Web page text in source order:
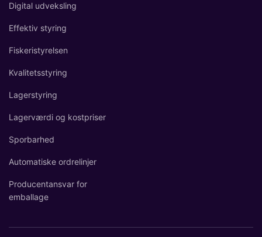
Digital udveksling
Effektiv styring
Fiskeristyrelsen
Kvalitetsstyring
Lagerstyring
Lagerværdi og kostpriser
Sporbarhed
Automatiske ordrelinjer
Producentansvar for
emballage